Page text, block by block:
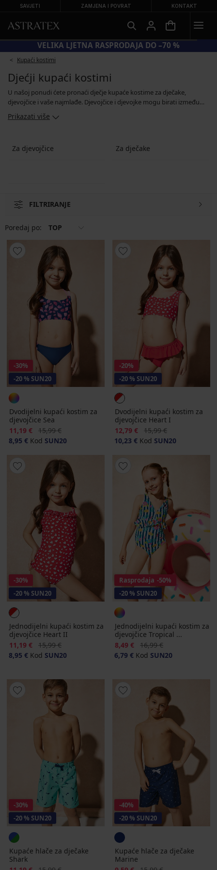
SAVJETI ZAMJENA I POVRAT KONTAKT
VELIKA LJETNA
SNIŽENE KUPAĆE KOSTIME
Kupaći kostimi
Djećji kupaći kostimi
U našoj ponudi ćete pronaći dječje kupaće kostime za dječake,
djevojčice i vaše najmlađe. Djevojčice i djevojke mogu birati između
dvodijelnih i jednodijelnih kupaćih kostima, mi nudimo dječačke
kupaće kostime u dva kroja - kupaće gaće i kupaće gaće s
u kojem mogu uživati ​​u vodenoj zabavi čak i s pelenom.
Prikazati više
Za djevojčice Za dječake
FILTRIRANJE
Poredaj po: TOP
-30%
-20 % SUN20
Dvodijelni kupaći kostim za
djevojčice Sea
Popust
11,19 € Prvobitna cijena
15,99 €
8,95 € Kod SUN20
-20%
-20 % SUN20
Dvodijelni kupaći kostim za
djevojčice Heart I
Popust
12,79 € Prvobitna cijena
15,99 €
10,23 € Kod SUN20
-30%
-20 % SUN20
Jednodijelni kupaći kostim za
djevojčice Heart II
Popust
11,19 € Prvobitna cijena
15,99 €
8,95 € Kod SUN20
Rasprodaja -50%
-20 % SUN20
Jednodijelni kupaći kostim za
djevojčice Tropical ...
Popust
8,49 € Prvobitna cijena
16,99 €
6,79 € Kod SUN20
-30%
-20 % SUN20
Kupaće hlače za dječake
Shark
-40%
-20 % SUN20
Kupaće hlače za dječake
Marine